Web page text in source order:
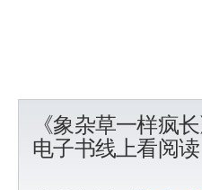
《象杂草一样疯
电子书线上看阅读